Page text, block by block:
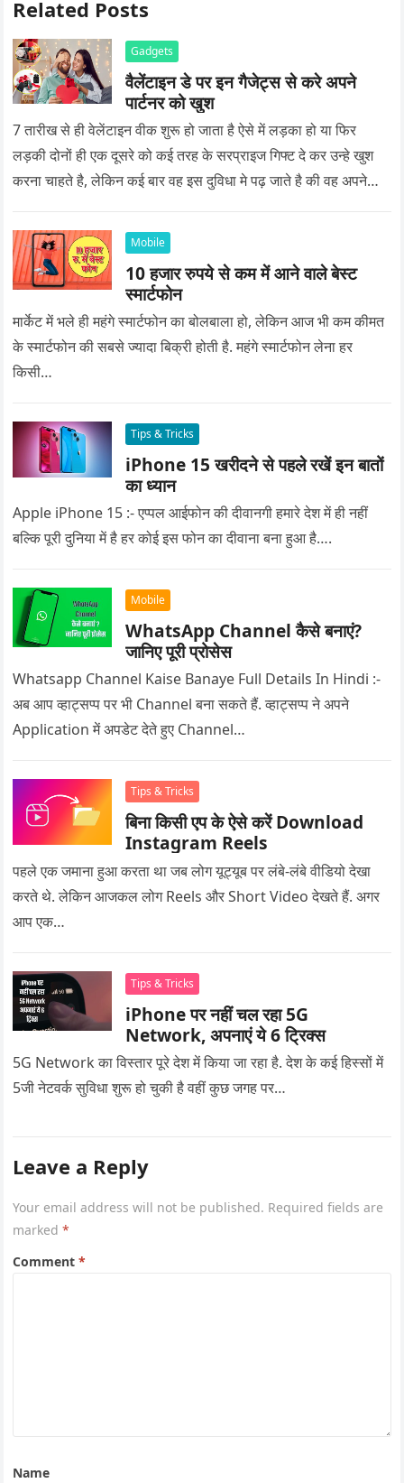
Related Posts
Gadgets
वैलेंटाइन डे पर इन गैजेट्स से करे अपने
पार्टनर को खुश
7 तारीख से ही वेलेंटाइन वीक शुरू हो जाता है ऐसे में लड़का हो या फिर
लड़की दोनों ही एक दूसरे को कई तरह के सरप्राइज गिफ्ट दे कर उन्हे खुश
करना चाहते है, लेकिन कई बार वह इस दुविधा मे पढ़ जाते है की वह अपने
Mobile
10 हजार रुपये से कम में आने वाले बेस्ट
स्मार्टफोन
मार्केट में भले ही महंगे स्मार्टफोन का बोलबाला हो, लेकिन आज भी कम कीमत
के स्मार्टफोन की सबसे ज्यादा बिक्री होती है. महंगे स्मार्टफोन लेना हर
किसी…
Tips & Tricks
iPhone 15 खरीदने से पहले रखें इन बातों
का ध्यान
Apple iPhone 15 :- एप्पल आईफोन की दीवानगी हमारे देश में ही नहीं
बल्कि पूरी दुनिया में है हर कोई इस फोन का दीवाना बना हुआ है….
Mobile
WhatsApp Channel कैसे बनाएं?
जानिए पूरी प्रोसेस
Whatsapp Channel Kaise Banaye Full Details In Hindi :-
अब आप व्हाट्सप्प पर भी Channel बना सकते हैं. व्हाट्सप्प ने अपने
Application में अपडेट देते हुए Channel…
Tips & Tricks
बिना किसी एप के ऐसे करें Download
Instagram Reels
पहले एक जमाना हुआ करता था जब लोग यूट्यूब पर लंबे-लंबे वीडियो देखा
करते थे. लेकिन आजकल लोग Reels और Short Video देखते हैं. अगर
आप एक…
Tips & Tricks
iPhone पर नहीं चल रहा 5G
Network, अपनाएं ये 6 ट्रिक्स
5G Network का विस्तार पूरे देश में किया जा रहा है. देश के कई हिस्सों में
5जी नेटवर्क सुविधा शुरू हो चुकी है वहीं कुछ जगह पर…
Leave a Reply
Your email address will not be published. Required fields are
marked*
Comment*
Name